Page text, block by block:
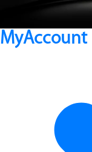
MyAccount